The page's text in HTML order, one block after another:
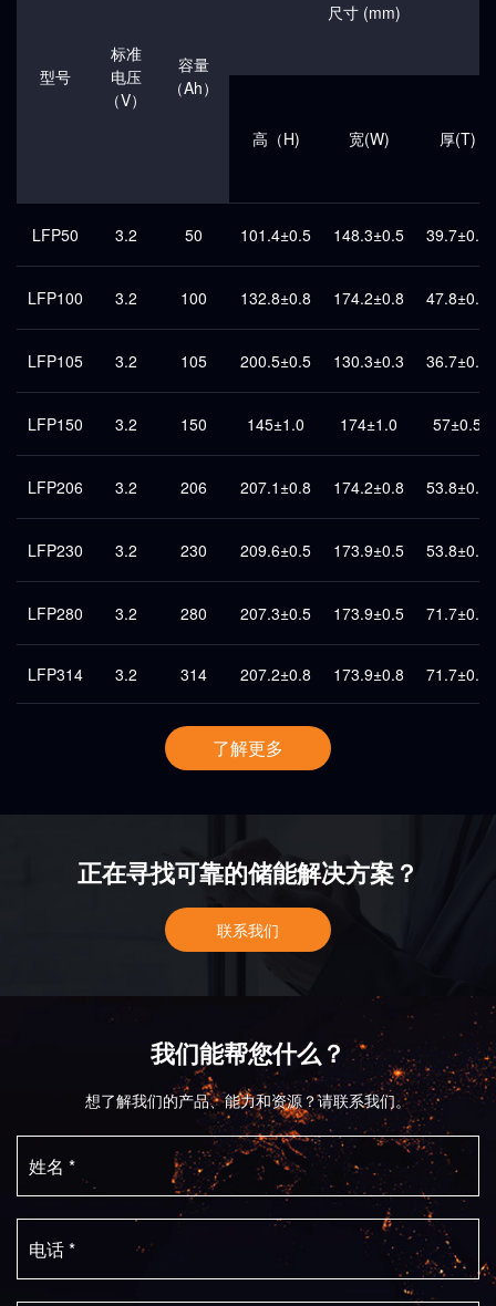
型号
标准
电压
（V）
容量
（Ah）
尺寸 (mm)
高（H) 宽(W) 厚(T)
LFP50 3.2 50 101.4±0.5 148.3±0.5 39.7±0.5
LFP100 3.2 100 132.8±0.8 174.2±0.8 47.8±0.5
LFP105 3.2 105 200.5±0.5 130.3±0.3 36.7±0.5
LFP150 3.2 150 145±1.0 174±1.0 57±0.5
LFP206 3.2 206 207.1±0.8 174.2±0.8 53.8±0.5
LFP230 3.2 230 209.6±0.5 173.9±0.5 53.8±0.8
LFP280 3.2 280 207.3±0.5 173.9±0.5 71.7±0.8
LFP314 3.2 314 207.2±0.8 173.9±0.8 71.7±0.5
了解更多
正在寻找可靠的储能解决方案？
联系我们
我们能帮您什么？
想了解我们的产品、能力和资源？请联系我们。